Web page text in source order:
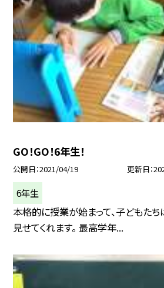
GO！GO！6年生！
公開日 2021/04/19 更新日
6年生
本格的に授業が始まって、子どもた
見せてくれます。 最高学年...